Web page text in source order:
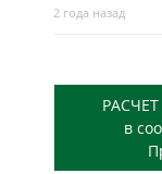
2 года назад
в